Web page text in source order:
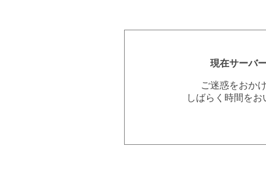
現在サーバ
ご迷惑をおか
しばらく時間を